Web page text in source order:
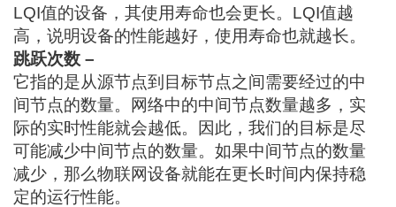
LQI值的设备，其使用寿命也会更长。LQI值越
高，说明设备的性能越好，使用寿命也就越长。
跳跃次数 –
它指的是从源节点到目标节点之间需要经过的中
间节点的数量。网络中的中间节点数量越多，实
际的实时性能就会越低。因此，我们的目标是尽
可能减少中间节点的数量。如果中间节点的数量
减少，那么物联网设备就能在更长时间内保持稳
定的运行性能。